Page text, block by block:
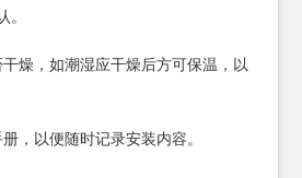
。
，如潮湿应干燥后方可保温，以
以便随时记录安装内容。